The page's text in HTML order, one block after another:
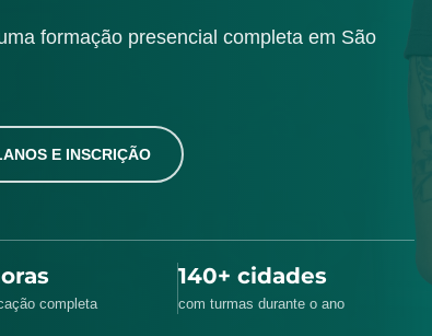
formação presencial completa em São
E INSCRIÇÃO
completa
140+ cidades
com turmas durante o ano